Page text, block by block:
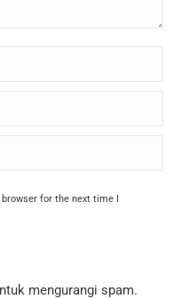
for the next time I
mengurangi spam.